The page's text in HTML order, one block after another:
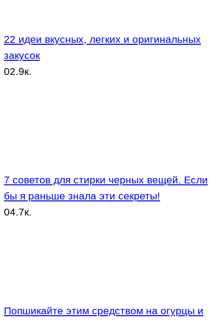
22 идеи вкусных, легких и оригинальных
закусок
02.9к.
7 советов для стирки черных вещей. Если
бы я раньше знала эти секреты!
04.7к.
Попшикайте этим средством на огурцы и